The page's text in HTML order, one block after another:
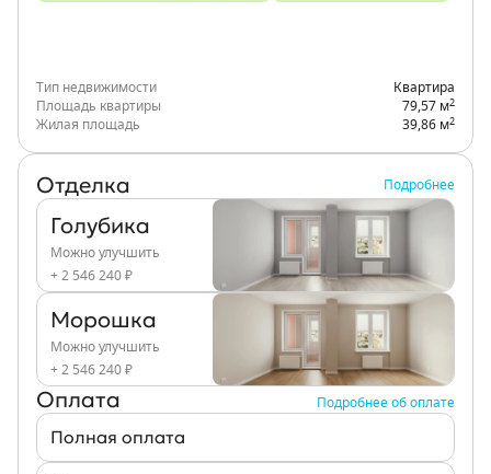
Тип недвижимости
Квартира
Площадь квартиры
79,57 м2
Жилая площадь 39,86 м2
Отделка Подробнее
Голубика
Можно улучшить
+ 2 546 240 ₽
Морошка
Можно улучшить
+ 2 546 240 ₽
Оплата Подробнее об оплате
Полная оплата